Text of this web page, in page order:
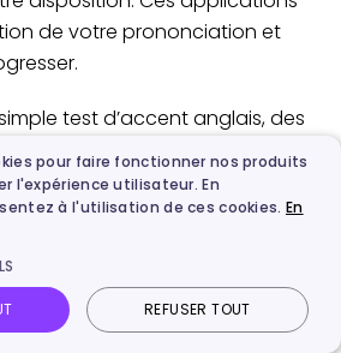
de votre prononciation et
test d’accent anglais, des
une voix avec l’accent de
et gratuitement. Il suffit
sélectionner l’accent désiré,
voix naturelle et réaliste.
test d’accent anglaisou
pour faire fonctionner nos produits
l'expérience utilisateur. En
à l'utilisation de ces cookies. En
REFUSER TOUT